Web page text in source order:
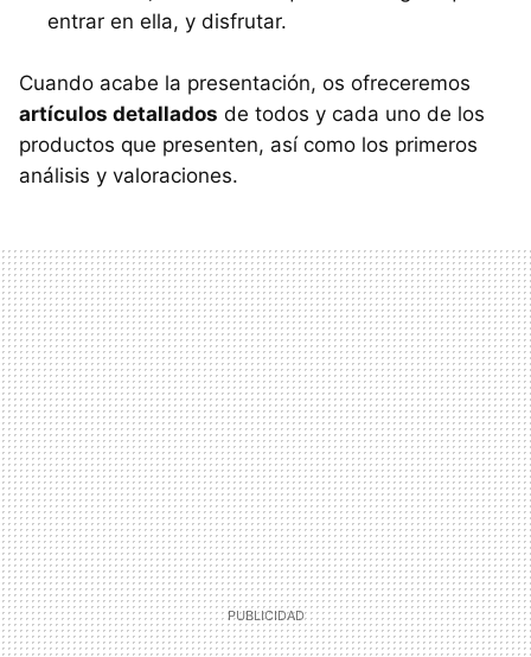
entrar en ella, y disfrutar.
Cuando acabe la presentación, os ofreceremos
artículos detallados de todos y cada uno de los
productos que presenten, así como los primeros
análisis y valoraciones.